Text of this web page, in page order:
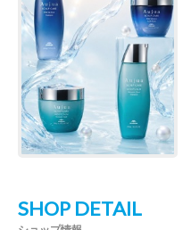
SHOP DETAIL